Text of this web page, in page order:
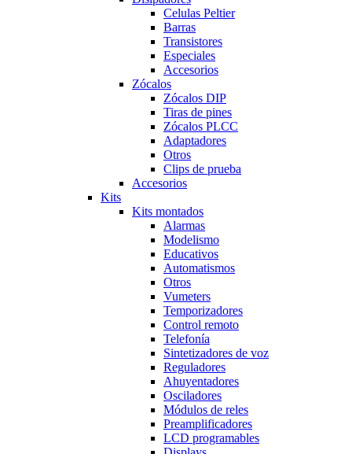
Celulas Peltier
Barras
Transistores
Especiales
Accesorios
Zócalos
Zócalos DIP
Tiras de pines
Zócalos PLCC
Adaptadores
Otros
Clips de prueba
Accesorios
Kits
Kits montados
Alarmas
Modelismo
Educativos
Automatismos
Otros
Vumeters
Temporizadores
Control remoto
Telefonía
Sintetizadores de voz
Reguladores
Ahuyentadores
Osciladores
Módulos de reles
Preamplificadores
LCD programables